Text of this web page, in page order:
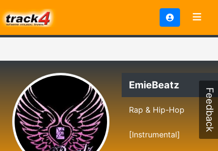
EmieBeatz
Rap & Hip-Hop
[Instrumental]
Feedback